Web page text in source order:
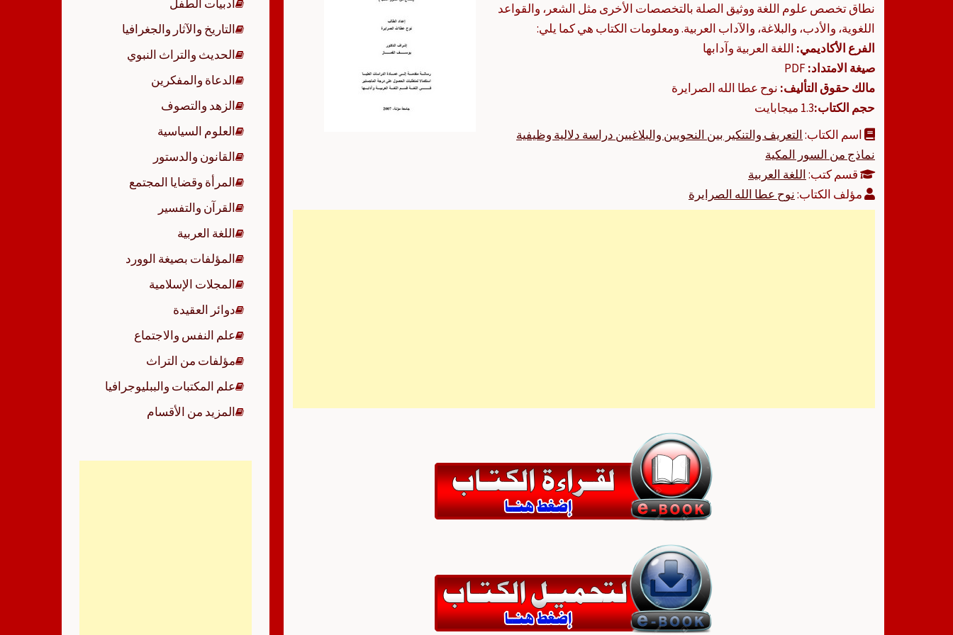
نطاق تخصص علوم اللغة ووثيق الصلة بالتخصصات الأخرى مثل الشعر، والقواعد
اللغوية، والأدب، والبلاغة، والآداب العربية. ومعلومات الكتاب هي كما يلي:
الفرع الأكاديمي: اللغة العربية وآدابها
صيغة الامتداد:
مالك حقوق التأليف: نوح عطا الله الصرايرة
حجم الكتاب:1.3 ميجابايت
اسم الكتاب:التعريف والتنكير بين النحويين والبلاغيين دراسة دلالية وظيفية
نماذج من السور المكية
قسم كتب:اللغة العربية
مؤلف الكتاب:نوح عطا الله الصرايرة
أدبيات الطفل
التاريخ والآثار والجغرافيا
الحديث والتراث النبوي
الدعاة والمفكرين
الزهد والتصوف
العلوم السياسية
القانون والدستور
المرأة وقضايا المجتمع
القرآن والتفسير
اللغة العربية
المؤلفات بصيغة الوورد
المجلات الإسلامية
دوائر العقيدة
علم النفس والاجتماع
مؤلفات من التراث
علم المكتبات والببليوجرافيا
المزيد من الأقسام